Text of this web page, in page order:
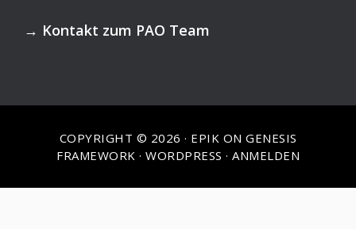
→ Kontakt zum PAO Team
COPYRIGHT © 2026 · EPIK ON GENESIS
FRAMEWORK · WORDPRESS · ANMELDEN